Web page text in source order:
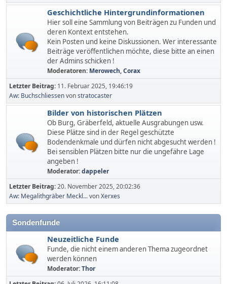
Geschichtliche Hintergrundinformationen
Hier soll eine Sammlung von Beiträgen zu Funden und
deren Kontext entstehen.
Kein Posten und keine Diskussionen. Wer interessante
Beiträge veröffentlichen möchte, diese bitte an einen
der Admins schicken !
Moderatoren: Merowech,Corax
Letzter Beitrag: 11. Februar 2025, 19:46:19
Aw: Buchschliessenvonstratocaster
Bilder von historischen Plätzen
Ob Burg, Gräberfeld, aktuelle Ausgrabungen usw.
Diese Plätze sind in der Regel geschützte
Bodendenkmale und dürfen nicht abgesucht werden !
Bei sensiblen Plätzen bitte nur die ungefähre Lage
angeben !
Moderator:dappeler
Letzter Beitrag:20. November 2025, 20:02:36
Aw: Megalithgräber Meckl...vonXerxes
Sondenfunde
Neuzeitliche Funde
Funde, die nicht einem anderen Thema zugeordnet
werden können
Moderator:Thor